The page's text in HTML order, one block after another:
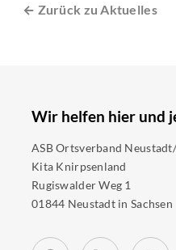
← Zurück zu Aktuelles
Wir helfen hier und
ASB Ortsverband Neustadt/
Kita Knirpsenland
Rugiswalder Weg 1
01844 Neustadt in Sachsen